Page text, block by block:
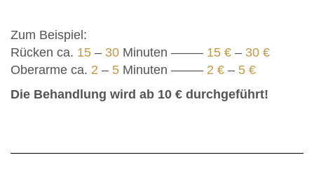
Zum Beispiel:
Rücken ca. 15 – 30 Minuten ——– 15 € – 30 €
Oberarme ca. 2 – 5 Minuten ——– 2 € – 5 €
Die Behandlung wird ab 10 € durchgeführt!